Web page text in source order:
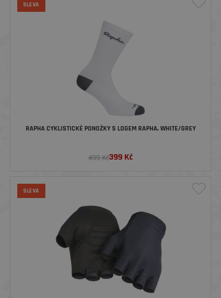
SLEVA
RAPHA CYKLISTICKÉ PONOŽKY S LOGEM RAPHA, WHITE/GREY
499 Kč399 Kč
SLEVA